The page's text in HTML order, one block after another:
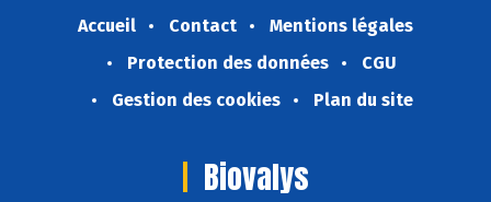
Accueil Contact
Mentions légales
Protection des données
CGU
Gestion des cookies
Plan du site
Biovalys